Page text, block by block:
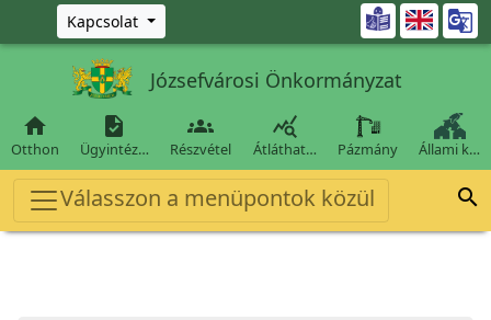
Ugrás a fő tartalomra
Kapcsolat 
Józsefvárosi Önkormányzat

Otthon

Ügyintéz…

Részvétel

Átláthat… Pázmány Állami k…
Válasszon a menüpontok közül 